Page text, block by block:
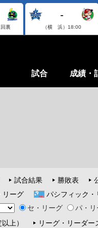
回裏
-
（横 浜） 18:00
試合 成績・
試合結果 勝敗表
リーグ
パシフィック・
セ・リーグ
パ・リ
上）
リーグ・リーダー